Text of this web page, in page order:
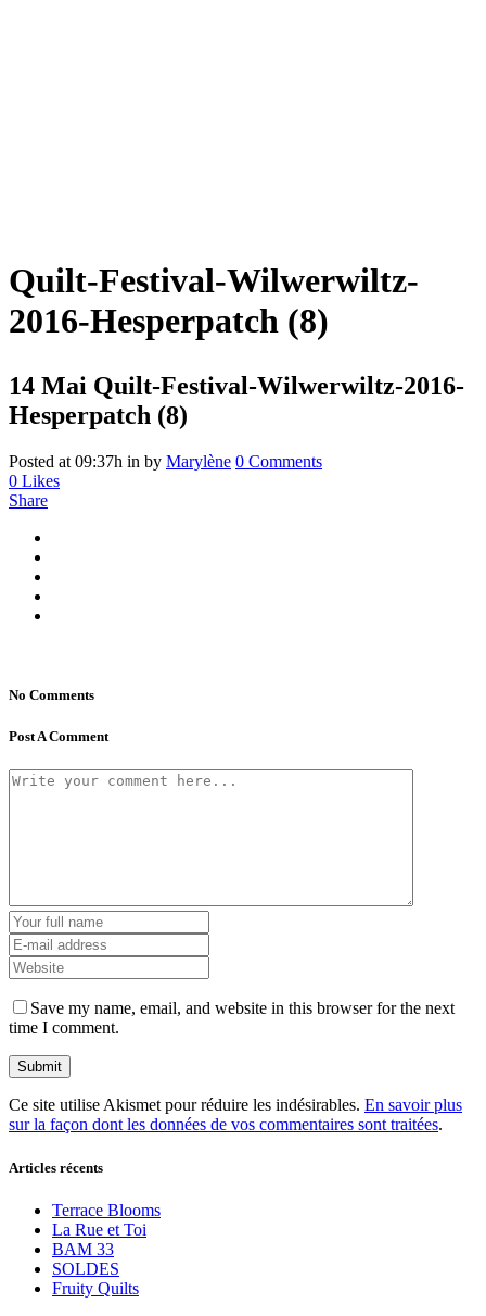
Quilt-Festival-Wilwerwiltz-
2016-Hesperpatch (8)
14 Mai Quilt-Festival-Wilwerwiltz-2016-
Hesperpatch (8)
Posted at 09:37h in by Marylène 0 Comments
0 Likes
Share
No Comments
Post A Comment
Save my name, email, and website in this browser for the next
time I comment.
Ce site utilise Akismet pour réduire les indésirables. En savoir plus
sur la façon dont les données de vos commentaires sont traitées.
Articles récents
Terrace Blooms
La Rue et Toi
BAM 33
SOLDES
Fruity Quilts